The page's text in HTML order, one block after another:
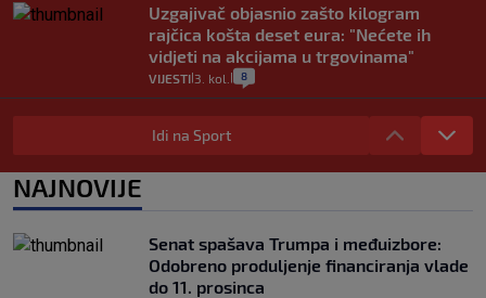
Uzgajivač objasnio zašto kilogram
rajčica košta deset eura: "Nećete ih
vidjeti na akcijama u trgovinama"
VIJESTI 3. kol. 8
Selidba je jedno od stresnijih iskustava.
Evo aktualnih cijena i nekoliko savjeta
0
automobilom na Hvar iz Zagreba, a
koliko iz Osijeka
| 14
Idi na Sport
NAJNOVIJE
Senat spašava Trumpa i međuizbore:
Odobreno produljenje financiranja vlade
do 11. prosinca